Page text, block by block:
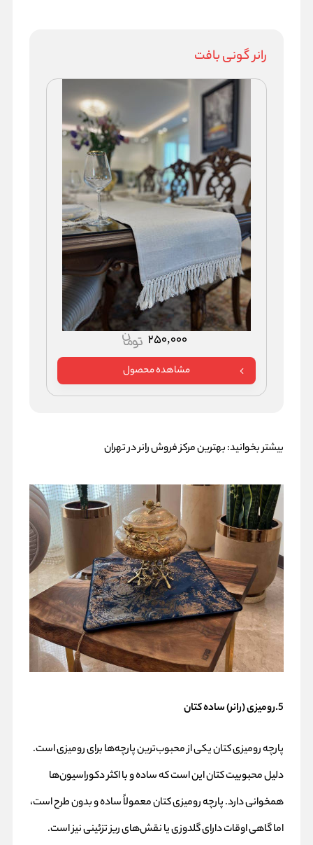
رانر گونی بافت
250,000
مشاهده محصول
بیشتر بخوانید:بهترین مرکز فروش رانر در تهران
5.رومیزی (رانر) ساده کتان
پارچه رومیزی کتان یکی از محبوب‌ترین پارچه‌ها برای رومیزی است.
دلیل محبوبیت کتان این است که ساده و با اکثر دکوراسیون‌ها
همخوانی دارد. پارچه رومیزی کتان معمولاً ساده و بدون طرح است،
اما گاهی اوقات دارای گلدوزی یا نقش‌های ریز تزئینی نیز است.